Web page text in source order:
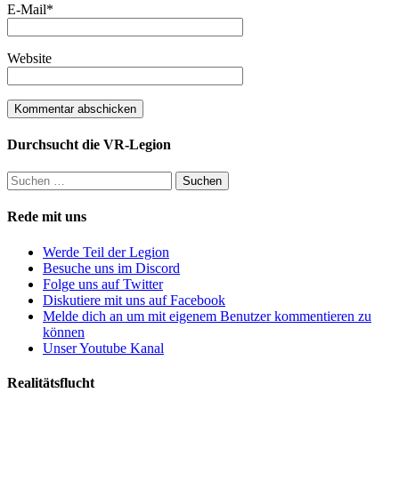
E-Mail*
Website
Durchsucht die VR-Legion
Suchen
nach:
Rede mit uns
Werde Teil der Legion
Besuche uns im Discord
Folge uns auf Twitter
Diskutiere mit uns auf Facebook
Melde dich an um mit eigenem Benutzer kommentieren zu
können
Unser Youtube Kanal
Realitätsflucht